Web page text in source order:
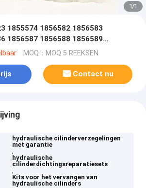
1/1
1855574 1856582 1856583
1856587 1856588 1856589
1856593 1856596 1856598
MOQ：MOQ 5 REEKSEN
Contact nu
hydraulische cilinderverzegelingen
met garantie
,
hydraulische
cilinderdichtingsreparatiesets
,
Kits voor het vervangen van
hydraulische cilinders